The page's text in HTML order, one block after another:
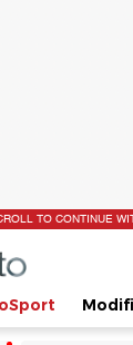
TO CONTINUE